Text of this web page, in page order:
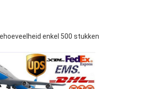
enkel 500 stukken